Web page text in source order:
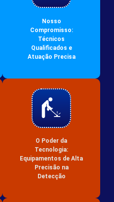
Nosso
Compromisso:
Técnicos
Qualificados e
Atuação Precisa
O Poder da
Tecnologia:
Equipamentos de Alta
Precisão na
Detecção